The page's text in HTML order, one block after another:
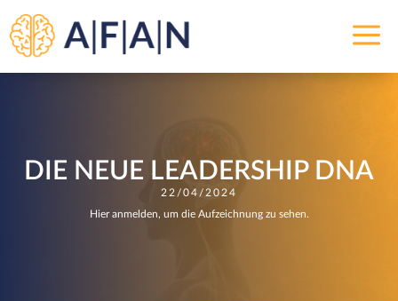
a
DIE NEUE LEADERSHIP DNA
22/04/2024
Hier anmelden, um die Aufzeichnung zu sehen.